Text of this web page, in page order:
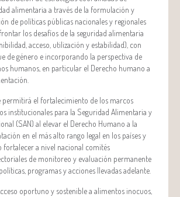
alimentaria a través de la formulación y
de políticas públicas nacionales y regionales
los desafíos de la seguridad alimentaria
acceso, utilización y estabilidad), con
de género e incorporando la perspectiva de
humanos, en particular el Derecho humano a
permitirá el fortalecimiento de los marcos
institucionales para la Seguridad Alimentaria y
(SAN) al elevar el Derecho Humano a la
en el más alto rango legal en los países y
fortalecer a nivel nacional comités
de monitoreo y evaluación permanente
programas y acciones llevadas adelante.
oportuno y sostenible a alimentos inocuos,